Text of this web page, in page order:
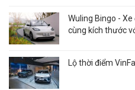
Wuling Bingo -
cùng kích thước
Lộ thời điểm